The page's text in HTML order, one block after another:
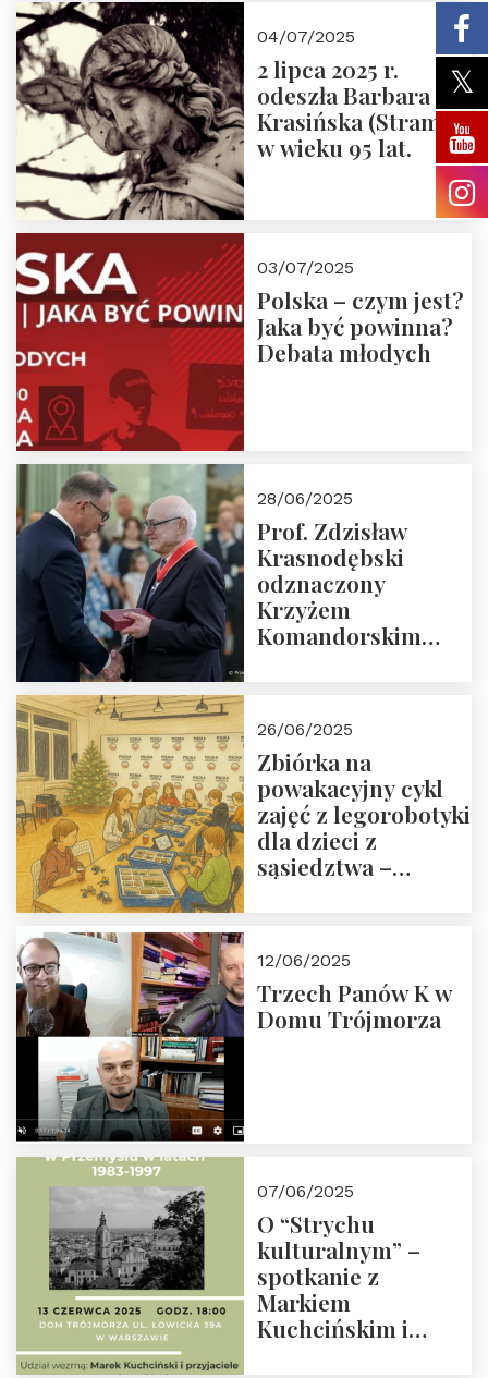
Nowego
Ćwierćwiecza”
04/07/2025
2 lipca 2025 r.
odeszła Barbara
Krasińska (Stramik)
w wieku 95 lat.
03/07/2025
Polska – czym jest?
Jaka być powinna?
Debata młodych
28/06/2025
Prof. Zdzisław
Krasnodębski
odznaczony
Krzyżem
Komandorskim
26/06/2025
Zbiórka na
powakacyjny cykl
zajęć z legorobotyki
dla dzieci z
sąsiedztwa –
Fundacji
12/06/2025
Trzech Panów K w
Domu Trójmorza
07/06/2025
O “Strychu
kulturalnym” –
spotkanie z
Markiem
Kuchcińskim i